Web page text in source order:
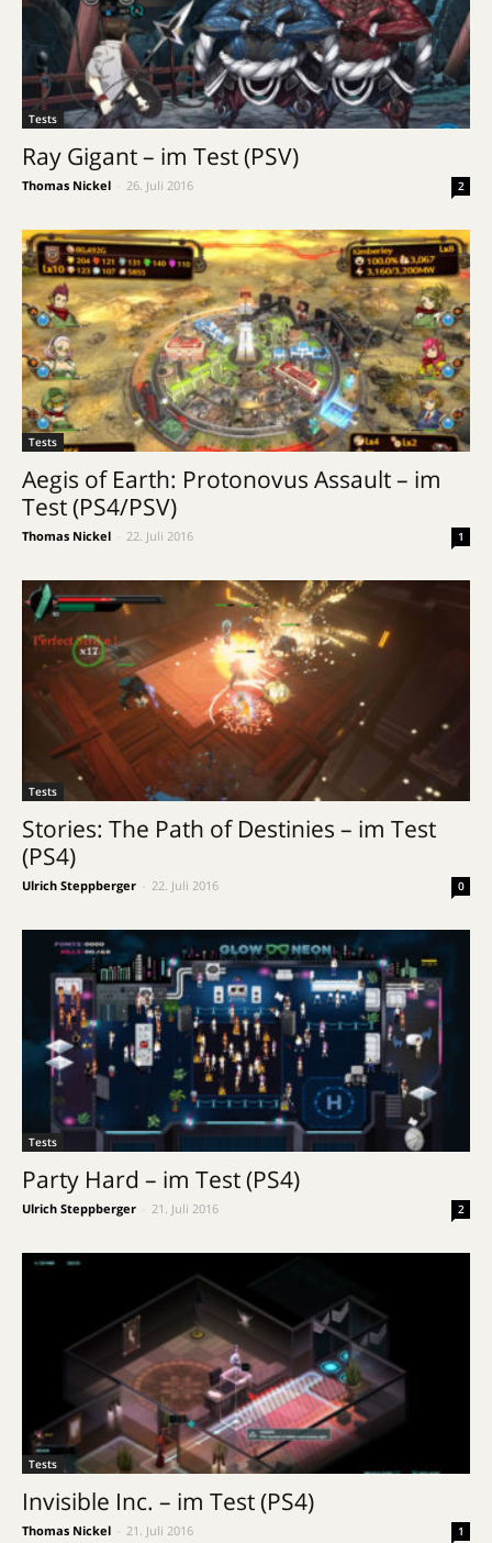
Tests
Ray Gigant – im Test (PSV)
Thomas Nickel 26. Juli 2016 2
Tests
Aegis of Earth: Protonovus Assault – im
Test (PS4/PSV)
Thomas Nickel 22. Juli 2016 1
Tests
Stories: The Path of Destinies – im Test
(PS4)
Ulrich Steppberger 22. Juli 2016 0
Tests
Party Hard – im Test (PS4)
Ulrich Steppberger 21. Juli 2016 2
Tests
Invisible Inc. – im Test (PS4)
Thomas Nickel 21. Juli 2016 1